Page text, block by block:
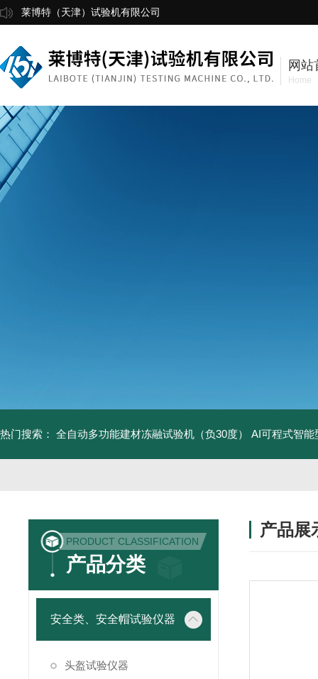
莱博特（天津）试验机有限公司
网站
Home
热门搜索： 全自动多功能建材冻融试验机（负30度） AI可程式智能
PRODUCT CLASSIFICATION
产品分类
安全类、安全帽试验仪器
头盔试验仪器
产品展